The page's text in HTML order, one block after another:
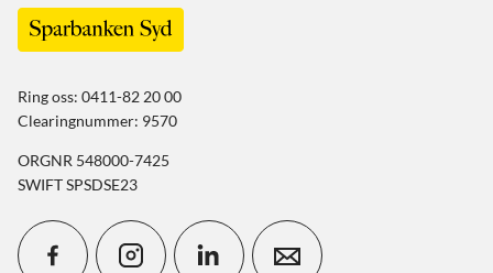
Ring oss: 0411-82 20 00
Clearingnummer: 9570
ORGNR 548000-7425
SWIFT SPSDSE23